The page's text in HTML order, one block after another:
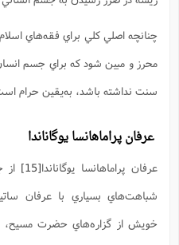
چنانچه اصلي کلي براي فقه‌هاي
محرز و مبين شود که براي جسم
سنت نداشته باشد، به‌یقین حرام است.
عرفان پراماهانسا يوگاناندا
عرفان پراماهانسا يوگاناندا[15]
از
شباهت‌هاي بسياري با عرفان ساتيا
خويش از گزاره‌هاي حضرت